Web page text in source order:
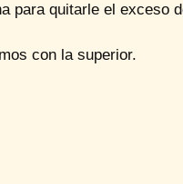
para quitarle el exceso
con la superior.